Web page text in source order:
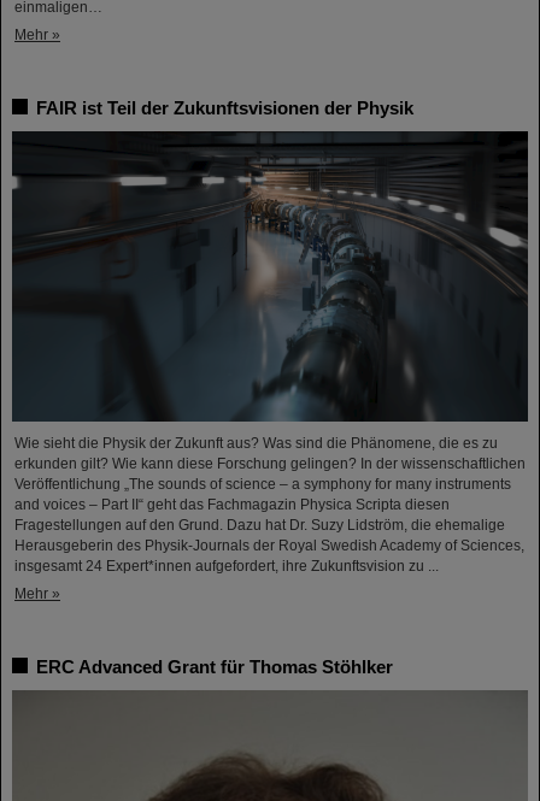
einmaligen…
Mehr »
FAIR ist Teil der Zukunftsvisionen der Physik
Wie sieht die Physik der Zukunft aus? Was sind die Phänomene, die es zu
erkunden gilt? Wie kann diese Forschung gelingen? In der wissenschaftlichen
Veröffentlichung „The sounds of science – a symphony for many instruments
and voices – Part II“ geht das Fachmagazin Physica Scripta diesen
Fragestellungen auf den Grund. Dazu hat Dr. Suzy Lidström, die ehemalige
Herausgeberin des Physik-Journals der Royal Swedish Academy of Sciences,
insgesamt 24 Expert*innen aufgefordert, ihre Zukunftsvision zu ...
Mehr »
ERC Advanced Grant für Thomas Stöhlker